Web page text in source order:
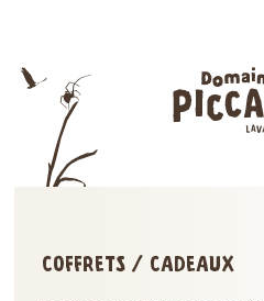
COFFRETS / CADEAUX